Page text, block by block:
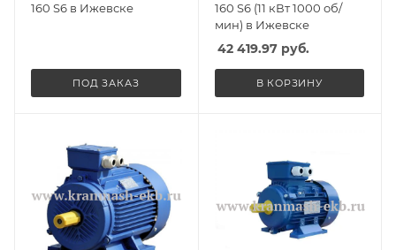
160 S6 в Ижевске
ПОД ЗАКАЗ
160 S6 (11 кВт 1000 об/
мин) в Ижевске
42 419.97руб.
В КОРЗИНУ